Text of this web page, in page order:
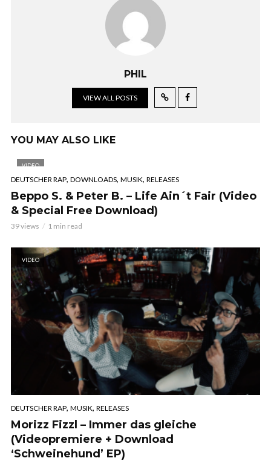
PHIL
VIEW ALL POSTS
YOU MAY ALSO LIKE
VIDEO
DEUTSCHER RAP, DOWNLOADS, MUSIK, RELEASES
Beppo S. & Peter B. – Life Ain´t Fair (Video
& Special Free Download)
39 views 1 min read
VIDEO
DEUTSCHER RAP, MUSIK, RELEASES
Morizz Fizzl – Immer das gleiche
(Videopremiere + Download
‘Schweinehund’ EP)